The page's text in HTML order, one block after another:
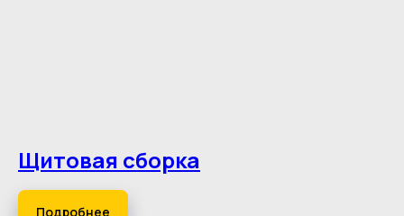
Щитовая сборка
Подробнее